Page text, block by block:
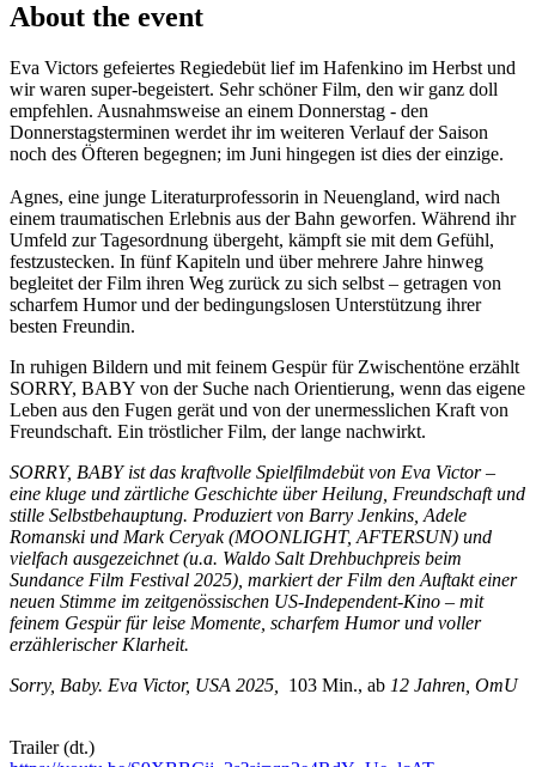
About the event
Eva Victors gefeiertes Regiedebüt lief im Hafenkino im Herbst und
wir waren super-begeistert. Sehr schöner Film, den wir ganz doll
empfehlen. Ausnahmsweise an einem Donnerstag - den
Donnerstagsterminen werdet ihr im weiteren Verlauf der Saison
noch des Öfteren begegnen; im Juni hingegen ist dies der einzige.
Agnes, eine junge Literaturprofessorin in Neuengland, wird nach
einem traumatischen Erlebnis aus der Bahn geworfen. Während ihr
Umfeld zur Tagesordnung übergeht, kämpft sie mit dem Gefühl,
festzustecken. In fünf Kapiteln und über mehrere Jahre hinweg
begleitet der Film ihren Weg zurück zu sich selbst – getragen von
scharfem Humor und der bedingungslosen Unterstützung ihrer
besten Freundin.
In ruhigen Bildern und mit feinem Gespür für Zwischentöne erzählt
SORRY, BABY von der Suche nach Orientierung, wenn das eigene
Leben aus den Fugen gerät und von der unermesslichen Kraft von
Freundschaft. Ein tröstlicher Film, der lange nachwirkt.
SORRY, BABY ist das kraftvolle Spielfilmdebüt von Eva Victor –
eine kluge und zärtliche Geschichte über Heilung, Freundschaft und
stille Selbstbehauptung. Produziert von Barry Jenkins, Adele
Romanski und Mark Ceryak (MOONLIGHT, AFTERSUN) und
vielfach ausgezeichnet (u.a. Waldo Salt Drehbuchpreis beim
Sundance Film Festival 2025), markiert der Film den Auftakt einer
neuen Stimme im zeitgenössischen US-Independent-Kino – mit
feinem Gespür für leise Momente, scharfem Humor und voller
erzählerischer Klarheit.
Sorry, Baby. Eva Victor, USA 2025,
103 Min., ab 12 Jahren, OmU
Trailer (dt.)